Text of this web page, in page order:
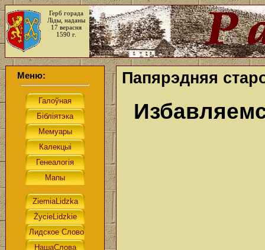
Герб горада
Ліды, наданы
17 верасня
1590 г.
Меню: Папярэдняя